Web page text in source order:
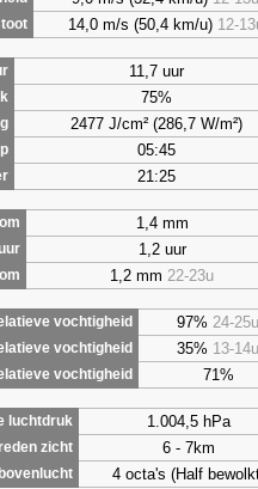
14,0 m/s (50,4 km/u) 12-
11,7 uur
75%
2477 J/cm² (286,7 W/m²)
05:45
21:25
1,4 mm
1,2 uur
1,2 mm 22-23u
vochtigheid 97% 24-25u
vochtigheid 35% 13-14u
vochtigheid 71%
luchtdruk 1.004,5 hPa
zicht 6 - 7km
4 octa's (Half